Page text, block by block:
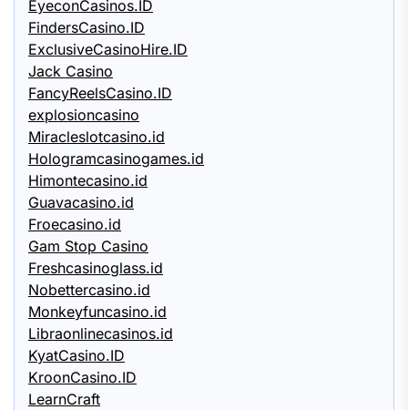
EyeconCasinos.ID
FindersCasino.ID
ExclusiveCasinoHire.ID
Jack Casino
FancyReelsCasino.ID
explosioncasino
Miracleslotcasino.id
Hologramcasinogames.id
Himontecasino.id
Guavacasino.id
Froecasino.id
Gam Stop Casino
Freshcasinoglass.id
Nobettercasino.id
Monkeyfuncasino.id
Libraonlinecasinos.id
KyatCasino.ID
KroonCasino.ID
LearnCraft